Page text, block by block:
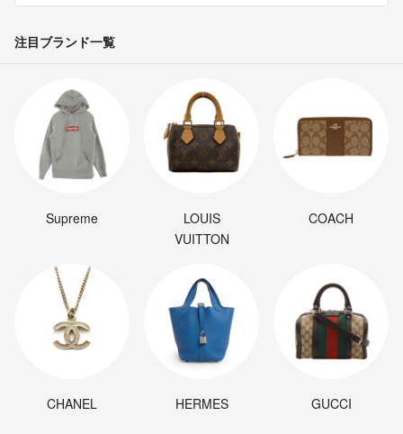
注目ブランド一覧
Supreme
LOUIS
VUITTON
COACH
CHANEL HERMES GUCCI